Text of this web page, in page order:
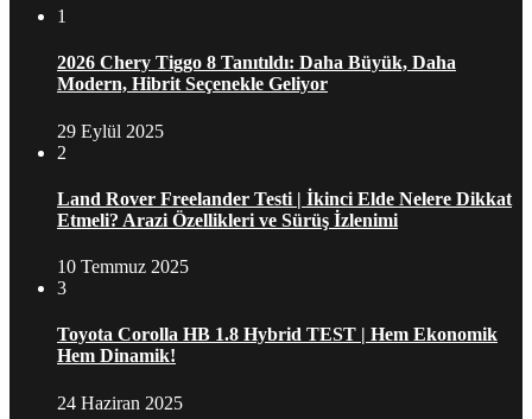
1
2026 Chery Tiggo 8 Tanıtıldı: Daha Büyük, Daha
Modern, Hibrit Seçenekle Geliyor
29 Eylül 2025
2
Land Rover Freelander Testi | İkinci Elde Nelere Dikkat
Etmeli? Arazi Özellikleri ve Sürüş İzlenimi
10 Temmuz 2025
3
Toyota Corolla HB 1.8 Hybrid TEST | Hem Ekonomik
Hem Dinamik!
24 Haziran 2025